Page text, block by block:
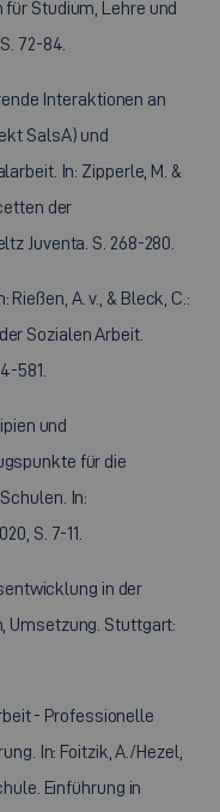
Studium, Lehre und
72-84.
Interaktionen an
SalsA) und
In: Zipperle, M. &
der
Juventa. S. 268-280.
Rießen, A. v., & Bleck, C.:
Sozialen Arbeit.
581.
und
für die
In:
S. 7-11.
in der
Umsetzung. Stuttgart:
- Professionelle
In: Foitzik, A./Hezel,
Einführung in